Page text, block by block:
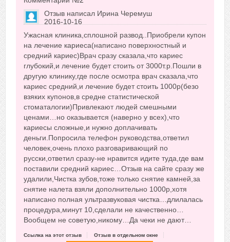
Отзыв написал Ирина Черемуш
2016-10-16
+4
Сказать друзьям об отзыве
Ужасная клиника,сплошной развод..Приобрели купон
на лечение кариеса(написано поверхностный и
средний кариес)Врач сразу сказала,что кариес
глубокий,и лечение будет стоить от 3000т.р.Пошли в
другую клинику,где после осмотра врач сказала,что
кариес средний,и лечение будет стоить 1000р(безо
взяких купонов,в средне статистической
стоматалогии)Привлекают людей смешными
ценами…но оказывается (наверно у всех),что
кариесы сложные,и нужно доплачивать
деньги.Попросила телефон руководства,ответил
человек,очень плохо разговаривающий по
русски,ответил сразу-не нравится идите туда,где вам
поставили средний кариес…Отзыв на сайте сразу же
удалили,Чистка зубов,тоже только снятие камней,за
снятие налета взяли дополнительно 1000р,хотя
написано полная ультразвуковая чистка…длилалась
процедура,минут 10,сделали не качественно…
Вообщем не советую,никому…Да чеки не дают…
Ссылка на этот отзыв
Отзыв в отдельном окне